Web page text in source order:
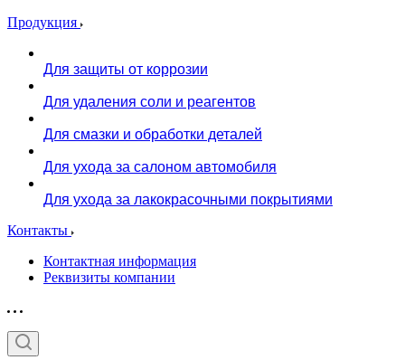
Продукция
Для защиты от коррозии
Для удаления соли и реагентов
Для смазки и обработки деталей
Для ухода за салоном автомобиля
Для ухода за лакокрасочными покрытиями
Контакты
Контактная информация
Реквизиты компании